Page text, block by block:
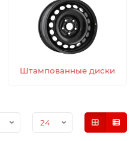
Штампованные диски